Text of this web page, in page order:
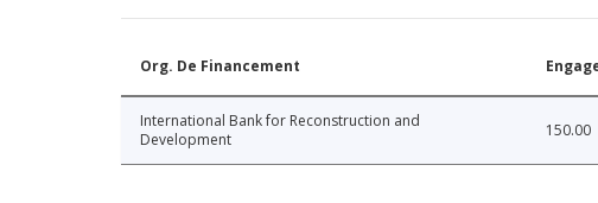
Org. De Financement
International Bank for Reconstruction and
Development
150.00